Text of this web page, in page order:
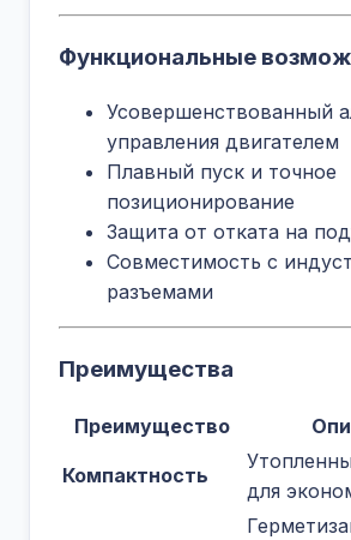
Функциональные
Усовершенствованный
управления двигателем
Плавный пуск и точное
позиционирование
Защита от отката на
Совместимость с
разъемами
Преимущества
Преимущество
Компактность
для